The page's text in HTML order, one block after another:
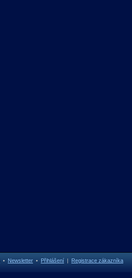
• Newsletter • Přihlášení | Registrace zákazníka